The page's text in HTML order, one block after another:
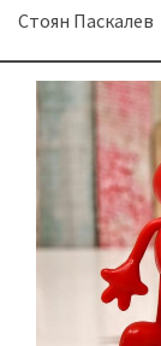
Skip
content
Стоян Паскалев